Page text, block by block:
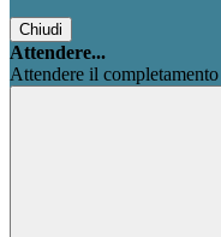
Chiudi
Attendere...
Attendere il